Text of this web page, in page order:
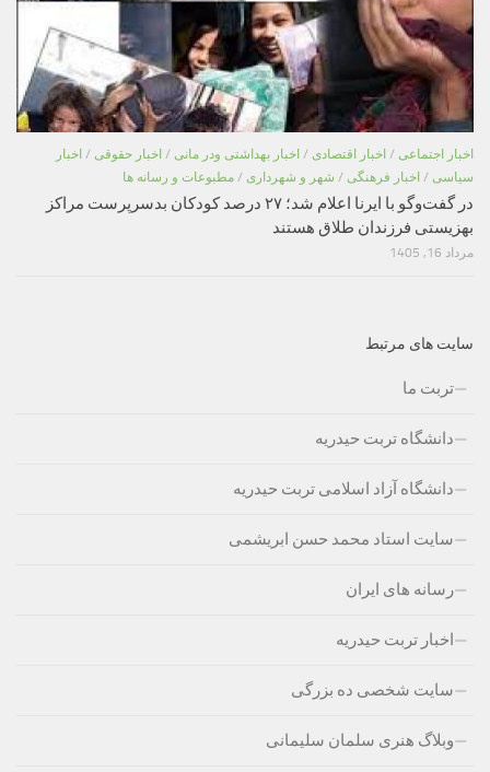
اخبار اجتماعی / اخبار اقتصادی / اخبار بهداشتی ودر مانی / اخبار حقوقی / اخبار
سیاسی / اخبار فرهنگی / شهر و شهرداری / مطبوعات و رسانه ها
در گفت‌وگو با ایرنا اعلام شد؛ ۲۷ درصد کودکان بدسرپرست مراکز
بهزیستی فرزندان طلاق هستند
مرداد 16, 1405
سایت های مرتبط
تربت ما
دانشگاه تربت حیدریه
دانشگاه آزاد اسلامی تربت حیدریه
سایت استاد محمد حسن ابریشمی
رسانه های ایران
اخبار تربت حیدریه
سایت شخصی ده بزرگی
وبلاگ هنری سلمان سلیمانی